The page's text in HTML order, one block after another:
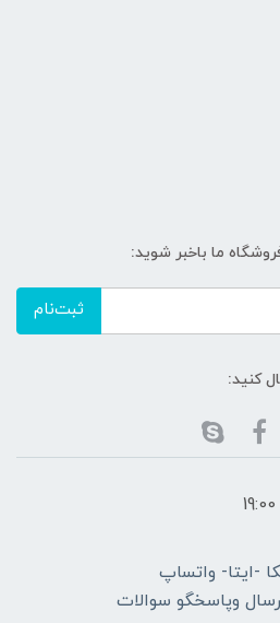
ما باخبر شوید:
ثبت‌نام
کنید:
-ایتا- واتساپ
مسئول ارسال وپاسخگو سوالات